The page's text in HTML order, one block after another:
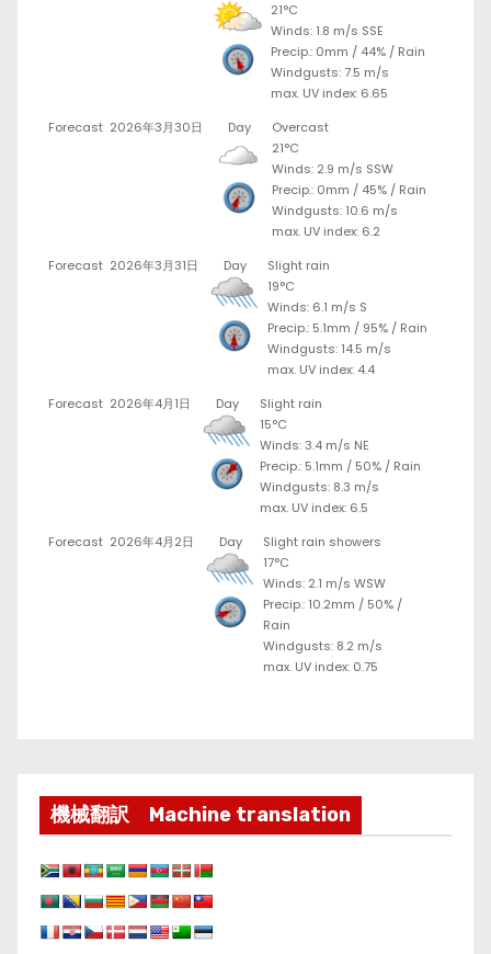
21°C
Winds: 1.8 m/s SSE
Precip.: 0mm / 44% / Rain
Windgusts: 7.5 m/s
max. UV index: 6.65
Forecast 2026年3月30日 Day
Overcast
21°C
Winds: 2.9 m/s SSW
Precip.: 0mm / 45% / Rain
Windgusts: 10.6 m/s
max. UV index: 6.2
Forecast 2026年3月31日 Day
Slight rain
19°C
Winds: 6.1 m/s S
Precip.: 5.1mm / 95% / Rain
Windgusts: 14.5 m/s
max. UV index: 4.4
Forecast 2026年4月1日 Day
Slight rain
15°C
Winds: 3.4 m/s NE
Precip.: 5.1mm / 50% / Rain
Windgusts: 8.3 m/s
max. UV index: 6.5
Forecast 2026年4月2日 Day
Slight rain showers
17°C
Winds: 2.1 m/s WSW
Precip.: 10.2mm / 50% /
Rain
Windgusts: 8.2 m/s
max. UV index: 0.75
機械翻訳 Machine translation